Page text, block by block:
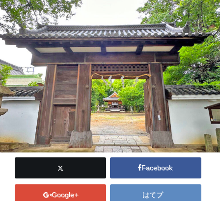
Facebook
Google+ はてブ